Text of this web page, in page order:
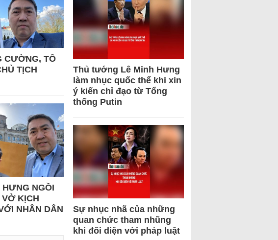
CƯỜNG, TÔ
TỊCH
NGỒI
KỊCH
NHÂN DÂN
Thủ tướng Lê Minh Hưng
làm nhục quốc thể khi xin
ý kiến chỉ đạo từ Tổng
thống Putin
Sự nhục nhã của những
quan chức tham nhũng
khi đối diện với pháp luật